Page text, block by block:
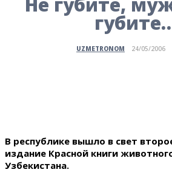
UZMETRONOM 24/05/2006
В республике вышло в свет
издание Красной книги
Узбекистана.